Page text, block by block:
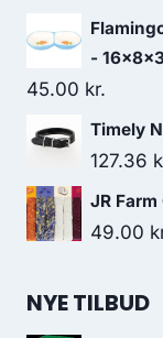
-
45.00 kr.
Timely
127.36
JR
49.00
NYE TILBUD